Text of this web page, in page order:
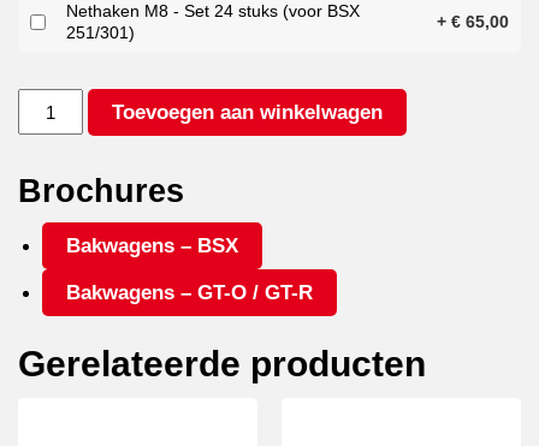
Nethaken M8 - Set 24 stuks (voor BSX
251/301)
+ € 65,00
ANSSEMS
BSX
aantal
Toevoegen aan winkelwagen
Brochures
Bakwagens – BSX
Bakwagens – GT-O / GT-R
Gerelateerde producten